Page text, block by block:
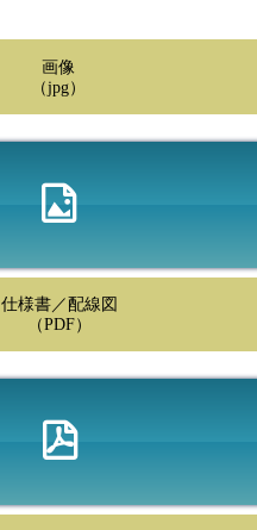
画像
（jpg）
仕様書／配線図
（PDF）